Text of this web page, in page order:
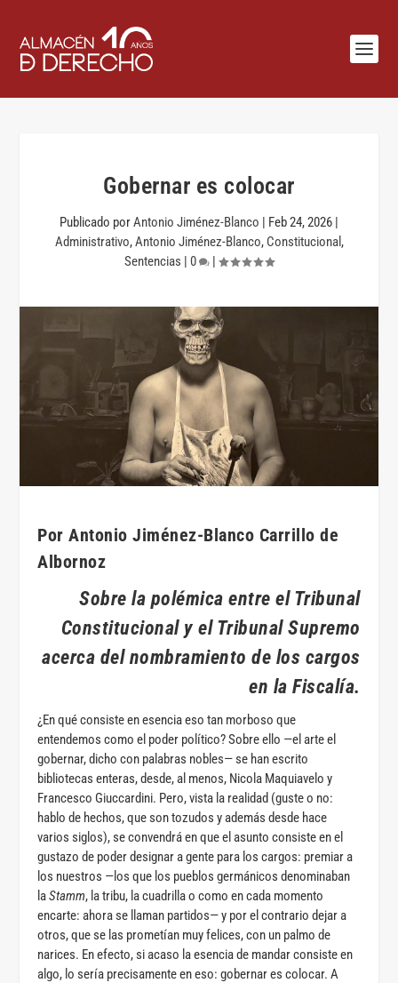
Gobernar es colocar
Publicado porAntonio Jiménez-Blanco | Feb 24, 2026 |
Administrativo,Antonio Jiménez-Blanco, Constitucional ,
Sentencias | 0 |
Por Antonio Jiménez-Blanco Carrillo de
Albornoz
Sobre la polémica entre el Tribunal
Constitucional y el Tribunal Supremo
acerca del nombramiento de los cargos
en la Fiscalía.
¿En qué consiste en esencia eso tan morboso que
entendemos como el poder político? Sobre ello —el arte el
gobernar, dicho con palabras nobles— se han escrito
bibliotecas enteras, desde, al menos, Nicola Maquiavelo y
Francesco Giuccardini. Pero, vista la realidad (guste o no:
hablo de hechos, que son tozudos y además desde hace
varios siglos), se convendrá en que el asunto consiste en el
gustazo de poder designar a gente para los cargos: premiar a
los nuestros —los que los pueblos germánicos denominaban
laStamm, la tribu, la cuadrilla o como en cada momento
encarte: ahora se llaman partidos— y por el contrario dejar a
otros, que se las prometían muy felices, con un palmo de
narices. En efecto, si acaso la esencia de mandar consiste en
algo, lo sería precisamente en eso: gobernar es colocar. A